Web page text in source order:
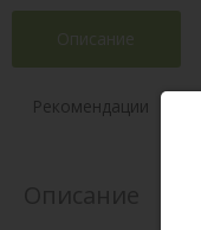
Описание
Рекомендации